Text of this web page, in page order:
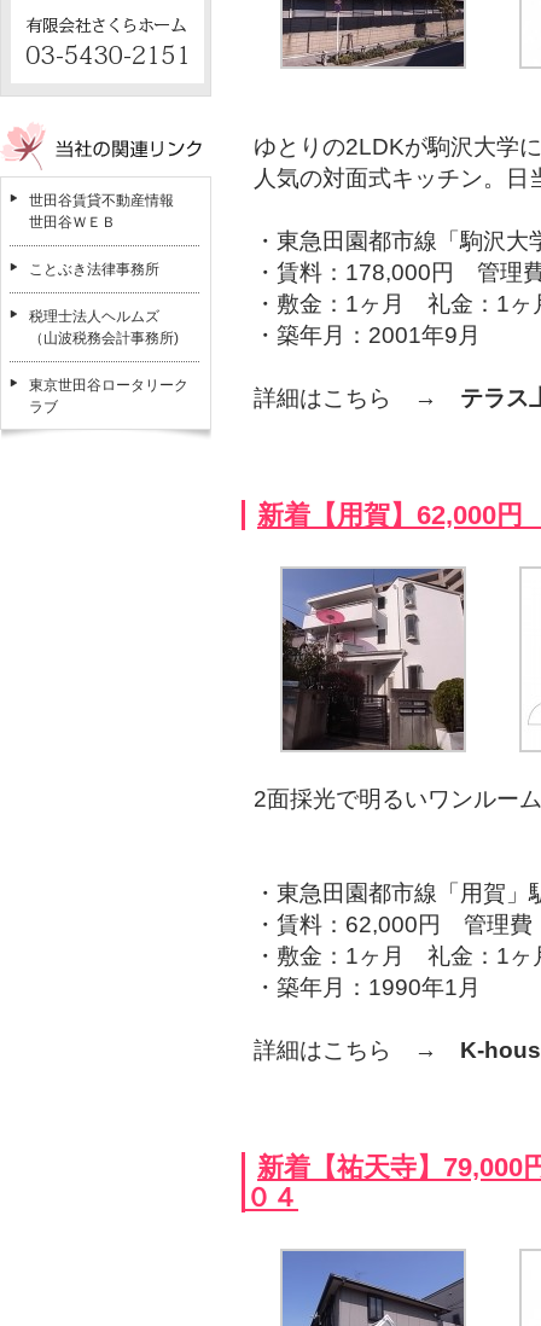
世田谷賃貸不動産情報
世田谷ＷＥＢ
ことぶき法律事務所
税理士法人ヘルムズ
（山波税務会計事務所)
東京世田谷ロータリーク
ラブ
ゆとりの2LDKが駒沢大学
人気の対面式キッチン。
・東急田園都市線「駒沢
・賃料：178,000円 管理
・敷金：1ヶ月 礼金：1ヶ
・築年月：2001年9月
詳細はこちら → テラ
新着【用賀】62,000
2面採光で明るいワンルー
・東急田園都市線「用賀
・賃料：62,000円 管理費
・敷金：1ヶ月 礼金：1ヶ
・築年月：1990年1月
詳細はこちら → K-
新着【祐天寺】
０４